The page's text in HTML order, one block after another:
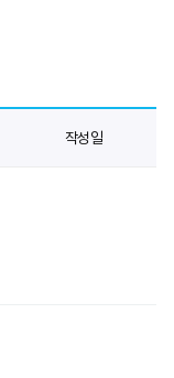
작성일